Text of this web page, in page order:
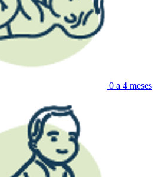
0 a 4 meses